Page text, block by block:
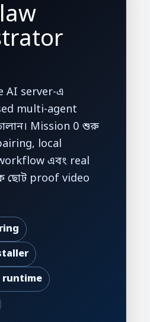
AI server-এ
multi-agent
Mission 0 শুরু
local
এবং real
ছোট proof video
runtime